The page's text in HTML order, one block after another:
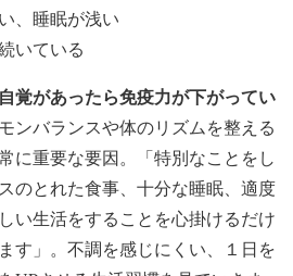
、睡眠が浅い
いている
覚があったら免疫力が下がってい
ンバランスや体のリズムを整える
に重要な要因。「特別なことをし
のとれた食事、十分な睡眠、適度
い生活をすることを心掛けるだけ
す」。不調を感じにくい、１日を